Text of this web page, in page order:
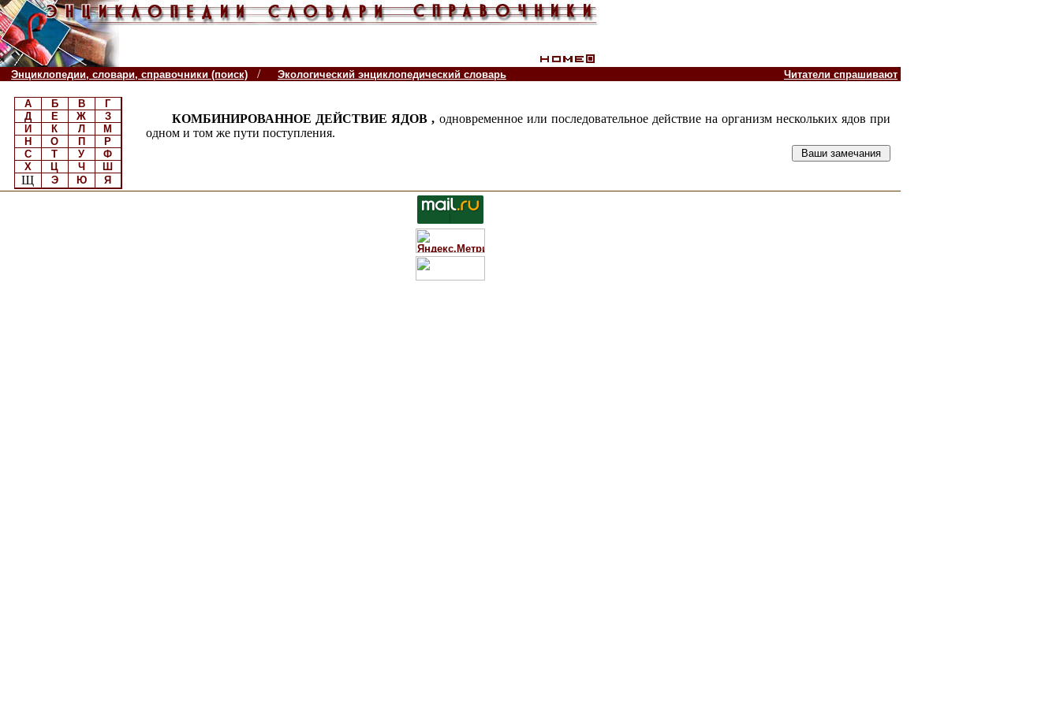
Энциклопедии, словари, справочники (поиск) / Экологический энциклопедический словарь Читатели спрашивают
А Б В
Г
Д
Е Ж
З
И
К Л
М
Н
О П
Р
С
Т У
Ф
Х
Ц Ч Ш
Щ Э Ю Я
КОМБИНИРОВАННОЕ ДЕЙСТВИЕ ЯДОВ , одновременное или последовательное действие на организм нескольких ядов при
одном и том же пути поступления.